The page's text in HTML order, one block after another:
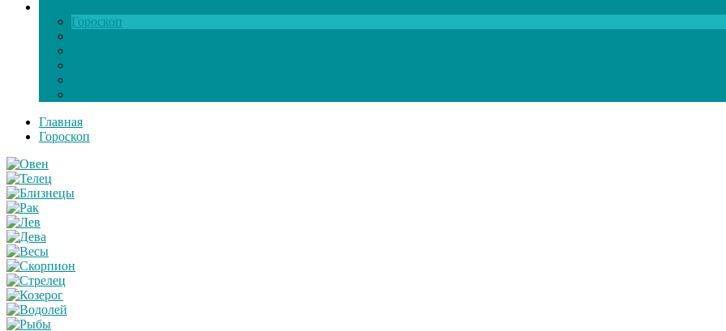
Гороскоп
Главная
Гороскоп